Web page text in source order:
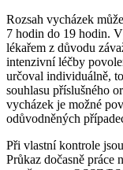
Rozsah vycházek
7 hodin do 19 hodin.
lékařem z důvodu
intenzivní léčby
určoval individuálně,
souhlasu příslušného
vycházek je možné
odůvodněných
Při vlastní kontrole
Průkaz dočasně práce